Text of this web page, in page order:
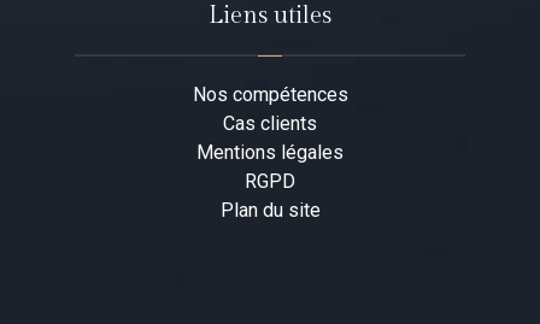
Liens utiles
Nos compétences
Cas clients
Mentions légales
RGPD
Plan du site